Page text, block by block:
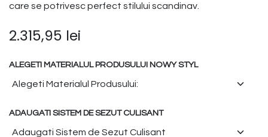
care se potrivesc perfect stilului scandinav.
2.315,95 lei
ALEGETI MATERIALUL PRODUSULUI NOWY STYL
ADAUGATI SISTEM DE SEZUT CULISANT